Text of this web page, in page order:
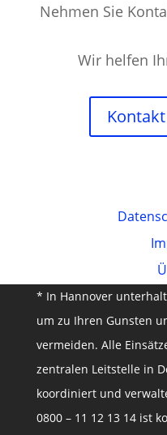
Nehmen Sie
Wir helfen
* In Hannover
um zu Ihren Gunsten
vermeiden. Alle
zentralen Leitstelle in
koordiniert und
0800 – 11 12 13 14 ist